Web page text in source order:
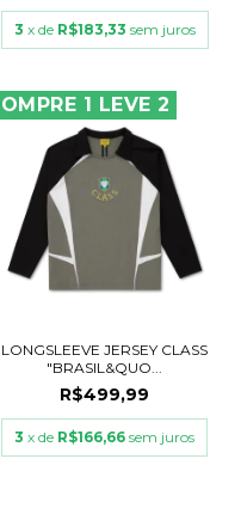
3 x de R$183,33 sem juros
1 LEVE 2
LONGSLEEVE JERSEY CLASS
"BRASIL&QUO...
R$499,99
3 x de R$166,66 sem juros